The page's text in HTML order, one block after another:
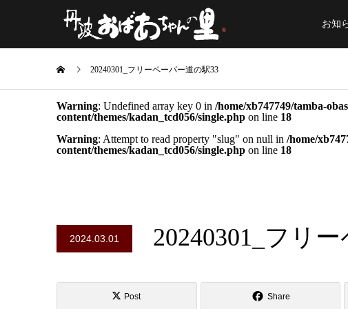
お知
20240301_フリーペーパー道の駅33
Warning: Undefined array key 0 in /home/xb747749/tamba-
content/themes/kadan_tcd056/single.php on line 18
Warning: Attempt to read property "slug" on null in /home/
content/themes/kadan_tcd056/single.php on line 18
2024.03.01 20240301_フリ
Post Share